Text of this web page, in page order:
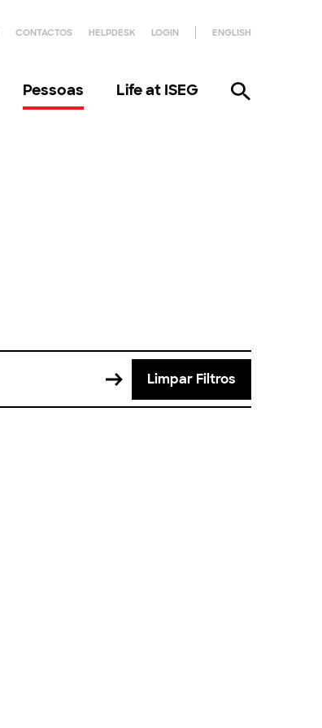
CONTACTOS HELPDESK LOGIN ENGLISH
Pessoas Life at ISEG
Limpar Filtros